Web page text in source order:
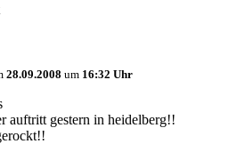
28.09.2008 um 16:32 Uhr
auftritt gestern in heidelberg!!